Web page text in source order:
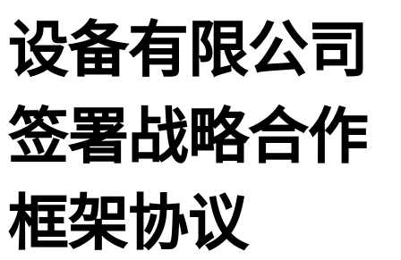
设备有限公司
签署战略合作
框架协议